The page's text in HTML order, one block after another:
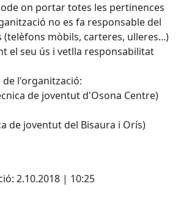
on portar totes les pertinences
no es fa responsable del
(telèfons mòbils, carteres, ulleres...)
el seu ús i vetlla responsabilitat
de l'organització:
de joventut d'Osona Centre)
de joventut del Bisaura i Orís)
2.10.2018 | 10:25